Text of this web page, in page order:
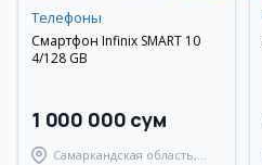
Телефоны
Смартфон Infinix SMART 10
4/128 GB
1 000 000 сум
Самаркандская область,